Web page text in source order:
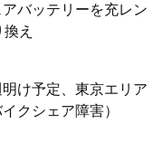
アバッテリーを充レン
え
け予定、東京エリア
クシェア障害）